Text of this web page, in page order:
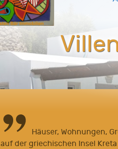
Häuser, Wohnungen,
auf der griechischen Insel